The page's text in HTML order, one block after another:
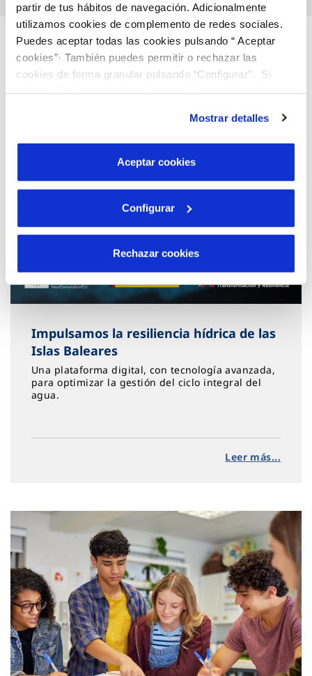
partir de tus hábitos de navegación. Adicionalmente
utilizamos cookies de complemento de redes sociales.
Puedes aceptar todas las cookies pulsando “ Aceptar
cookies”· También puedes permitir o rechazar las
cookies de forma granular pulsando “Configurar”. Si
son indispensables para que el sitio web funcione y que
por tanto no se pueden desactivar. Puedes consultar
más información en nuestraPolítica de Cookies
Mostrar detalles
Aceptar cookies
Configurar
Rechazar cookies
Descubre más…
Impulsamos la resiliencia hídrica de las
Islas Baleares
Una plataforma digital, con tecnología avanzada,
para optimizar la gestión del ciclo integral del
agua.
Leer más...